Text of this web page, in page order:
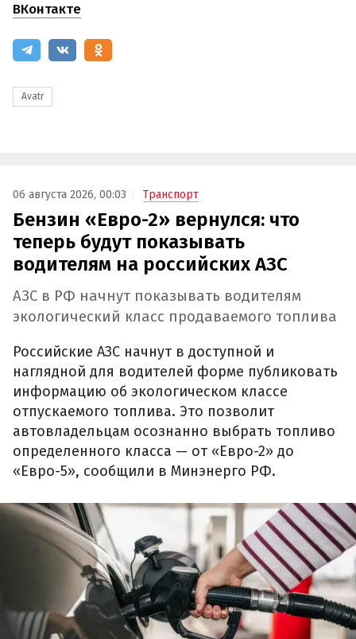
ВКонтакте
Avatr
06 августа 2026, 00:03 Транспорт
Бензин «Евро-2» вернулся: что
теперь будут показывать
водителям на российских АЗС
АЗС в РФ начнут показывать водителям
экологический класс продаваемого топлива
Российские АЗС начнут в доступной и
наглядной для водителей форме публиковать
информацию об экологическом классе
отпускаемого топлива. Это позволит
автовладельцам осознанно выбрать топливо
определенного класса — от «Евро-2» до
«Евро-5», сообщили в Минэнерго РФ.